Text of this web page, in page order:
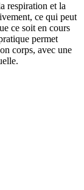
respiration et la
ce qui peut
ce soit en cours
permet
corps, avec une